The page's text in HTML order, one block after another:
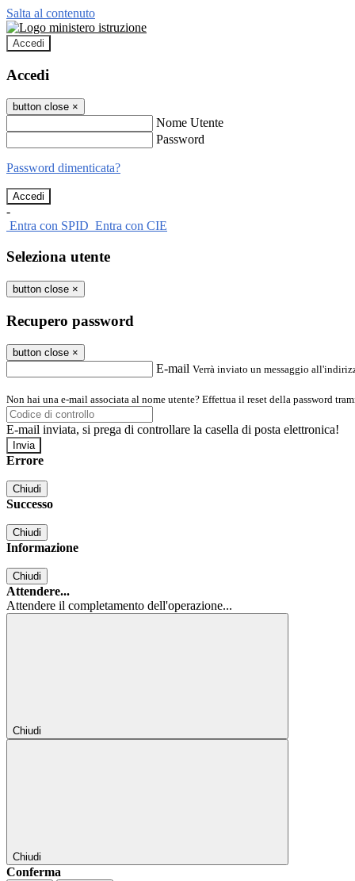
Salta al contenuto
Accedi
Accedi
button close ×
Nome Utente
Password
Password dimenticata?
-
Entra con SPID Entra con CIE
Seleziona utente
button close ×
Recupero password
button close ×
E-mail Verrà inviato un messaggio
Non hai una e-mail associata al nome utente? Effettua il reset della password
E-mail inviata, si prega di controllare la casella di posta elettronica!
Errore
Chiudi
Successo
Chiudi
Informazione
Chiudi
Attendere...
Attendere il completamento dell'operazione...
Chiudi
Chiudi
Conferma